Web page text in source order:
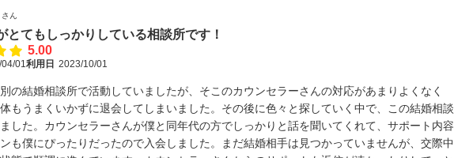
さん
とてもしっかりしている相談所です！
5.00
01利用日 2023/10/01
の結婚相談所で活動していましたが、そこのカウンセラーさんの対応があまりよくなく
もうまくいかずに退会してしまいました。その後に色々と探していく中で、この結婚相談
した。カウンセラーさんが僕と同年代の方でしっかりと話を聞いてくれて、サポート内容
も僕にぴったりだったので入会しました。まだ結婚相手は見つかっていませんが、交際中